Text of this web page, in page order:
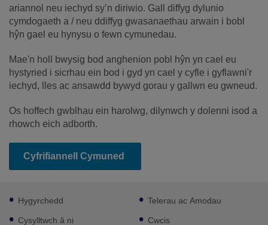
ariannol neu iechyd sy’n diriwio. Gall diffyg dylunio
cymdogaeth a / neu ddiffyg gwasanaethau arwain i bobl
hŷn gael eu hynysu o fewn cymunedau.
Mae'n holl bwysig bod anghenion pobl hŷn yn cael eu
hystyried i sicrhau ein bod i gyd yn cael y cyfle i gyflawni'r
iechyd, lles ac ansawdd bywyd gorau y gallwn eu gwneud.
Os hoffech gwblhau ein harolwg, dilynwch y dolenni isod a
rhowch eich adborth.
Cyfrifiannell Cymuned
Footer
sub
links
Hygyrchedd
Cysylltwch â ni
Telerau ac Amodau
Cwcis